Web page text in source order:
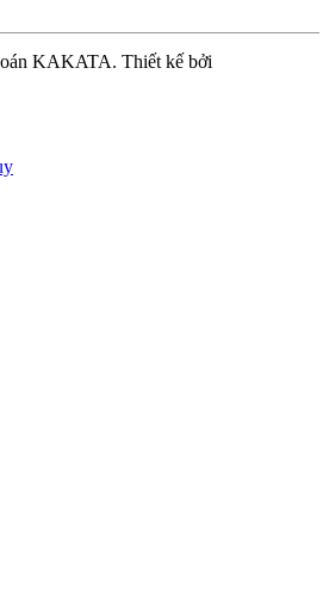
KAKATA. Thiết kế bởi